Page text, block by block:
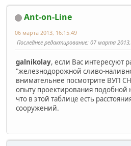
Ant-on-Line
06 марта 2013, 16:15:49
Последнее редактирование: 07 марта
galnikolay, если Вас интересуют
"железнодорожной сливо-
внимательнее посмотрите ВУП
опыту проектирования подобной
что в этой таблице есть
сооружений.